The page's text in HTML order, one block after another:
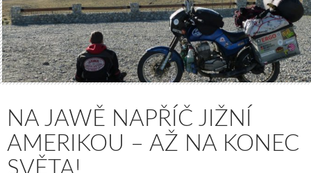
NA JAWĚ NAPŘÍČ JIŽNÍ
AMERIKOU – AŽ NA KONEC
SVĚTA!